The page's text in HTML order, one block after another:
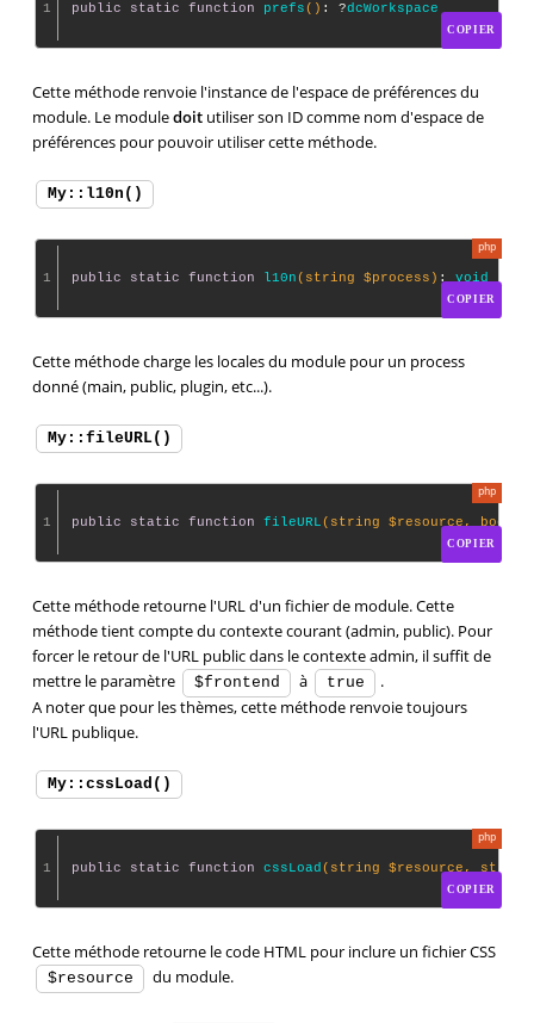
1 public static function prefs () : ?dcWorkspace
COPIER
Cette méthode renvoie l'instance de l'espace de préférences du
module. Le moduledoitutiliser son ID comme nom d'espace de
préférences pour pouvoir utiliser cette méthode.
My::l10n()
1 public static function l10n (string $process) : void
COPIER
Cette méthode charge les locales du module pour un process
donné (main, public, plugin, etc...).
My::fileURL()
1 public static function fileURL (string $resource, bool
COPIER
Cette méthode retourne l'URL d'un fichier de module. Cette
méthode tient compte du contexte courant (admin, public). Pour
forcer le retour de l'URL public dans le contexte admin, il suffit de
mettre le paramètre
$frontend à true
.
A noter que pour les thèmes, cette méthode renvoie toujours
l'URL publique.
My::cssLoad()
1 public static function cssLoad (string $resource, string
COPIER
Cette méthode retourne le code HTML pour inclure un fichier CSS
$resource du module.